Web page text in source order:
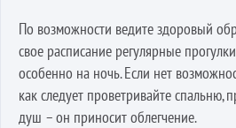
По возможности ведите здоровый
свое расписание регулярные
особенно на ночь. Если нет
как следует проветривайте
душ – он приносит облегчение.